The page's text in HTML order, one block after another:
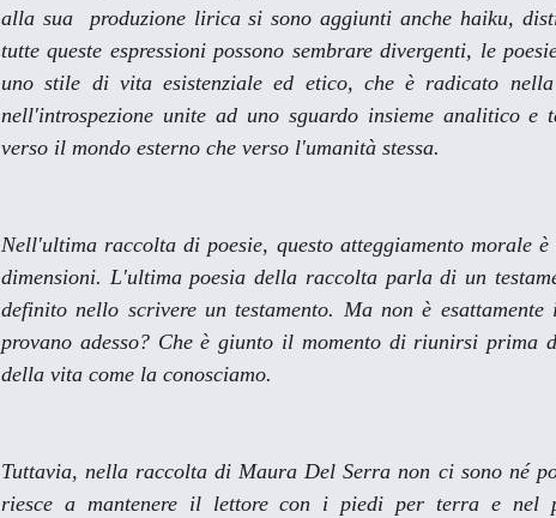
alla sua  produzione lirica si sono aggiunti anche haiku,
tutte queste espressioni possono sembrare divergenti, le
uno stile di vita esistenziale ed etico, che è radicato
nell'introspezione unite ad uno sguardo insieme analitico
verso il mondo esterno che verso l'umanità stessa.
Nell'ultima raccolta di poesie, questo atteggiamento morale
dimensioni. L'ultima poesia della raccolta parla di un
definito nello scrivere un testamento. Ma non è
provano adesso? Che è giunto il momento di riunirsi prima
della vita come la conosciamo.
Tuttavia, nella raccolta di Maura Del Serra non ci sono né
riesce a mantenere il lettore con i piedi per terra e nel